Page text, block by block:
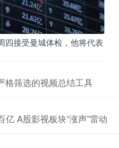
四接受曼城体检，他将代表
格筛选的视频总结工具
A股影视板块“涨声”雷动